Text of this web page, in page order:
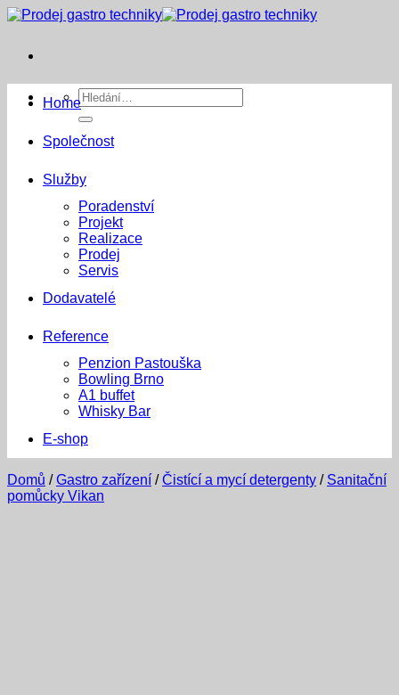
Přeskočit
Hledat:
Home
Společnost
Služby
Poradenství
Projekt
Realizace
Prodej
Servis
Dodavatelé
Reference
Penzion Pastouška
Bowling Brno
A1 buffet
Whisky Bar
E-shop
Domů / Gastro zařízení / Čistící a mycí detergenty / Sanitační
pomůcky Vikan